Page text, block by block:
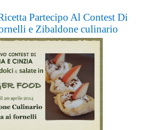
Partecipo Al Contest Di
e Zibaldone culinario